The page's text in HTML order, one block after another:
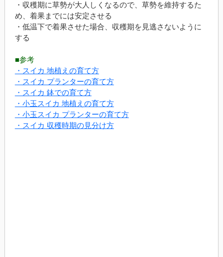
・収穫期に草勢が大人しくなるので、草勢を維持するた
め、着果までには安定させる
・低温下で着果させた場合、収穫期を見逃さないように
する
■参考
・スイカ 地植えの育て方
・スイカ プランターの育て方
・スイカ 鉢での育て方
・小玉スイカ 地植えの育て方
・小玉スイカ プランターの育て方
・スイカ 収穫時期の見分け方